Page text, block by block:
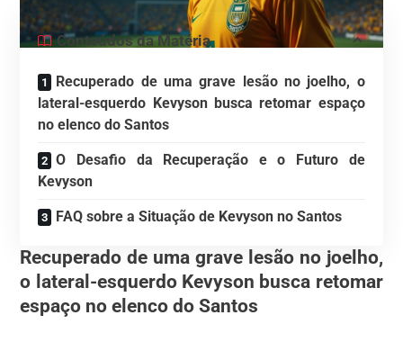
Conteúdos da Matéria
Recuperado de uma grave lesão no joelho, o
lateral-esquerdo Kevyson busca retomar espaço
no elenco do Santos
O Desafio da Recuperação e o Futuro de
Kevyson
FAQ sobre a Situação de Kevyson no Santos
Recuperado de uma grave lesão no joelho,
o lateral-esquerdo Kevyson busca retomar
espaço no elenco do Santos